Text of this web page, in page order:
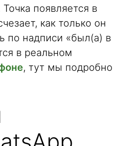
появляется в
как только он
по надписи «был(а) в
в реальном
, тут мы подробно